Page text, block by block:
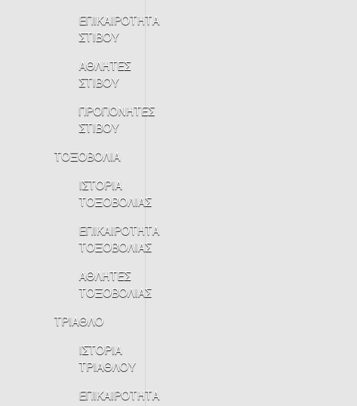
ΕΠΙΚΑΙΡΟΤΗΤΑ
ΣΤΙΒΟΥ
ΑΘΛΗΤΕΣ
ΣΤΙΒΟΥ
ΠΡΟΠΟΝΗΤΕΣ
ΣΤΙΒΟΥ
ΤΟΞΟΒΟΛΙΑ
ΙΣΤΟΡΙΑ
ΤΟΞΟΒΟΛΙΑΣ
ΕΠΙΚΑΙΡΟΤΗΤΑ
ΤΟΞΟΒΟΛΙΑΣ
ΑΘΛΗΤΕΣ
ΤΟΞΟΒΟΛΙΑΣ
ΤΡΙΑΘΛΟ
ΙΣΤΟΡΙΑ
ΤΡΙΑΘΛΟΥ
ΕΠΙΚΑΙΡΟΤΗΤΑ